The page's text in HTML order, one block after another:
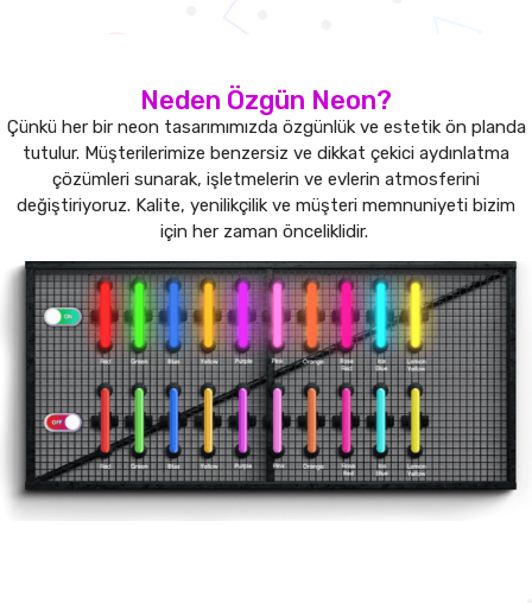
Neden Özgün Neon?
Çünkü her bir neon tasarımımızda özgünlük ve estetik ön planda
tutulur. Müşterilerimize benzersiz ve dikkat çekici aydınlatma
çözümleri sunarak, işletmelerin ve evlerin atmosferini
değiştiriyoruz. Kalite, yenilikçilik ve müşteri memnuniyeti bizim
için her zaman önceliklidir.